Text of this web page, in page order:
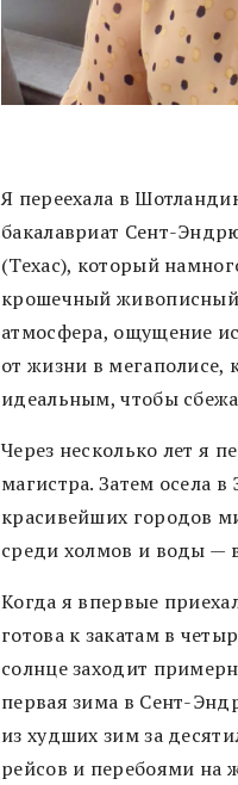
Я переехала в
бакалавриат Сент-
(Техас), который
крошечный живописный
атмосфера, ощущение
от жизни в мегаполисе,
идеальным, чтобы
Через несколько лет я
магистра. Затем осела
красивейших городов
среди холмов и воды —
Когда я впервые
готова к закатам в
солнце заходит
первая зима в Сент-
из худших зим за
рейсов и перебоями на